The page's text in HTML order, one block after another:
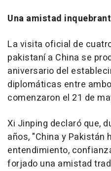
Una amistad
La visita oficial de
pakistaní a China se
aniversario del
diplomáticas entre
comenzaron el 21 de
Xi Jinping declaró que,
años, "China y Pakistán
entendimiento,
forjado una amistad